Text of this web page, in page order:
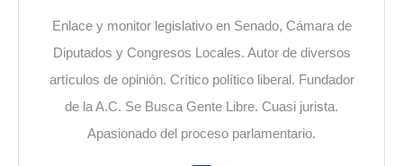
Enlace y monitor legislativo en Senado, Cámara de
Diputados y Congresos Locales. Autor de diversos
artículos de opinión. Crítico político liberal. Fundador
de la A.C. Se Busca Gente Libre. Cuasi jurista.
Apasionado del proceso parlamentario.